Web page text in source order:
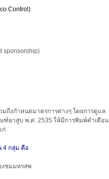
Control)
sponsorship)
ถึงกำหนดมาตรการต่างๆ โดยการดูแล
ฑ์ยาสูบ พ.ศ. 2535 ให้มีการพิมพ์คำเตือน
ก่
4 กลุ่ม คือ
งชมมหรสพ